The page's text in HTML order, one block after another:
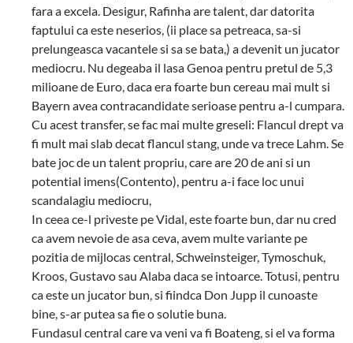
fara a excela. Desigur, Rafinha are talent, dar datorita
faptului ca este neserios, (ii place sa petreaca, sa-si
prelungeasca vacantele si sa se bata,) a devenit un jucator
mediocru. Nu degeaba il lasa Genoa pentru pretul de 5,3
milioane de Euro, daca era foarte bun cereau mai mult si
Bayern avea contracandidate serioase pentru a-l cumpara.
Cu acest transfer, se fac mai multe greseli: Flancul drept va
fi mult mai slab decat flancul stang, unde va trece Lahm. Se
bate joc de un talent propriu, care are 20 de ani si un
potential imens(Contento), pentru a-i face loc unui
scandalagiu mediocru,
In ceea ce-l priveste pe Vidal, este foarte bun, dar nu cred
ca avem nevoie de asa ceva, avem multe variante pe
pozitia de mijlocas central, Schweinsteiger, Tymoschuk,
Kroos, Gustavo sau Alaba daca se intoarce. Totusi, pentru
ca este un jucator bun, si fiindca Don Jupp il cunoaste
bine, s-ar putea sa fie o solutie buna.
Fundasul central care va veni va fi Boateng, si el va forma